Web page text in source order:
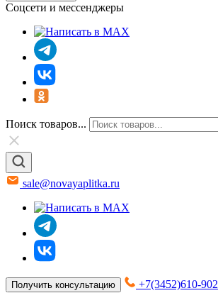
Соцсети и мессенджеры
Поиск товаров...
sale@novayaplitka.ru
Получить консультацию +7(3452)610-902